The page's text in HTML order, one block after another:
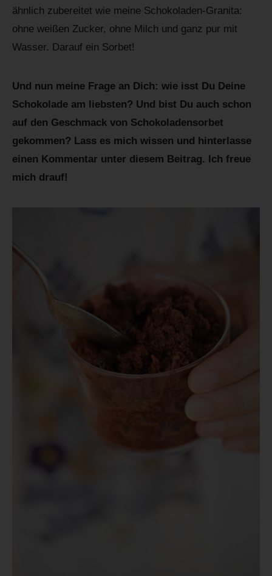
ähnlich zubereitet wie meine Schokoladen-Granita:
ohne weißen Zucker, ohne Milch und ganz pur mit
Wasser. Darauf ein Sorbet!
Und nun meine Frage an Dich: wie isst Du Deine
Schokolade am liebsten? Und bist Du auch schon
auf den Geschmack von Schokoladensorbet
gekommen? Lass es mich wissen und hinterlasse
einen Kommentar unter diesem Beitrag. Ich freue
mich drauf!